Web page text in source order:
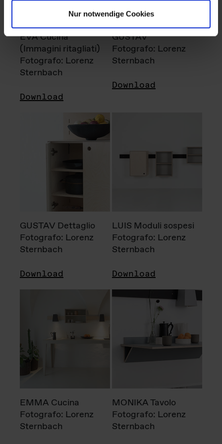
Nur notwendige Cookies
EVA Cucina
(Immagini ritagliati)
Fotografo: Lorenz
Sternbach
Download
GUSTAV
Fotografo: Lorenz
Sternbach
Download
GUSTAV Dettaglio
Fotografo: Lorenz
Sternbach
Download
LUIS Moduli sospesi
Fotografo: Lorenz
Sternbach
Download
EMMA Cucina
Fotografo: Lorenz
Sternbach
MONIKA Tavolo
Fotografo: Lorenz
Sternbach